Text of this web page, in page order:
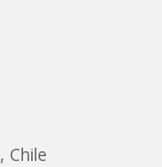
, Chile